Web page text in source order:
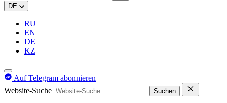
DE
RU
EN
DE
KZ
Auf Telegram abonnieren
Website-Suche
Suchen